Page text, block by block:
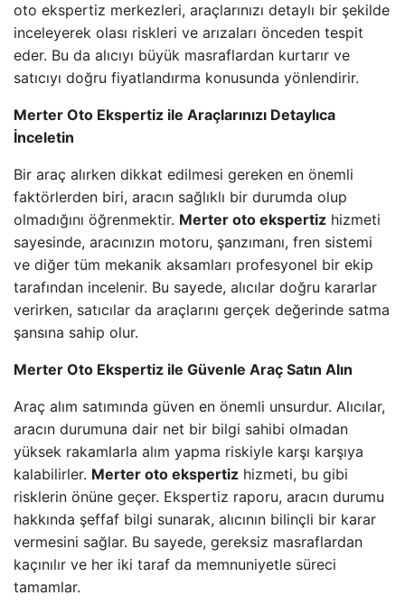
oto ekspertiz merkezleri, araçlarınızı detaylı bir şekilde
inceleyerek olası riskleri ve arızaları önceden tespit
eder. Bu da alıcıyı büyük masraflardan kurtarır ve
satıcıyı doğru fiyatlandırma konusunda yönlendirir.
Merter Oto Ekspertiz ile Araçlarınızı Detaylıca
İnceletin
Bir araç alırken dikkat edilmesi gereken en önemli
faktörlerden biri, aracın sağlıklı bir durumda olup
olmadığını öğrenmektir. Merter oto ekspertiz hizmeti
sayesinde, aracınızın motoru, şanzımanı, fren sistemi
ve diğer tüm mekanik aksamları profesyonel bir ekip
tarafından incelenir. Bu sayede, alıcılar doğru kararlar
verirken, satıcılar da araçlarını gerçek değerinde satma
şansına sahip olur.
Merter Oto Ekspertiz ile Güvenle Araç Satın Alın
Araç alım satımında güven en önemli unsurdur. Alıcılar,
aracın durumuna dair net bir bilgi sahibi olmadan
yüksek rakamlarla alım yapma riskiyle karşı karşıya
kalabilirler. Merter oto ekspertiz hizmeti, bu gibi
risklerin önüne geçer. Ekspertiz raporu, aracın durumu
hakkında şeffaf bilgi sunarak, alıcının bilinçli bir karar
vermesini sağlar. Bu sayede, gereksiz masraflardan
kaçınılır ve her iki taraf da memnuniyetle süreci
tamamlar.